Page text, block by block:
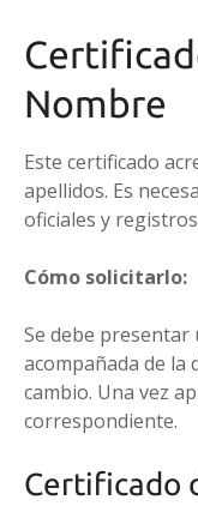
Nombre
Este certificado
apellidos. Es
oficiales y
Cómo solicitarlo:
Se debe
acompañada de la
cambio. Una vez
correspondiente.
Certificado